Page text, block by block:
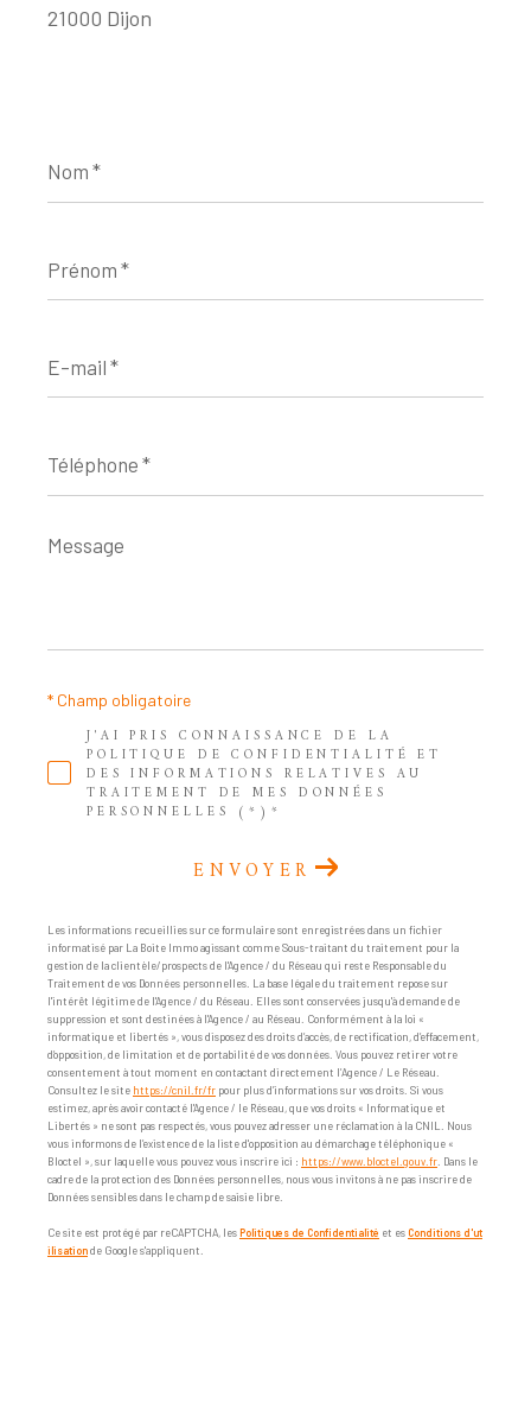
21000 Dijon
*
*
mail
*
*
Message
*
J'AI PRIS CONNAISSANCE DE LA
POLITIQUE DE CONFIDENTIALITÉ ET
DES INFORMATIONS RELATIVES AU
TRAITEMENT DE MES DONNÉES
PERSONNELLES (*)*
* Champ obligatoire
ENVOYER
Les informations recueillies sur ce formulaire sont enregistrées dans un fichier
informatisé par La Boite Immo agissant comme Sous-traitant du traitement pour la
gestion de la clientèle/prospects de l'Agence / du Réseau qui reste Responsable du
Traitement de vos Données personnelles. La base légale du traitement repose sur
l'intérêt légitime de l'Agence / du Réseau. Elles sont conservées jusqu'à demande de
suppression et sont destinées à l'Agence / au Réseau. Conformément à la loi «
informatique et libertés », vous disposez des droits d’accès, de rectification, d’effacement,
d’opposition, de limitation et de portabilité de vos données. Vous pouvez retirer votre
consentement à tout moment en contactant directement l’Agence / Le Réseau.
Consultez le site https://cnil.fr/fr pour plus d’informations sur vos droits. Si vous
estimez, après avoir contacté l'Agence / le Réseau, que vos droits « Informatique et
Libertés » ne sont pas respectés, vous pouvez adresser une réclamation à la CNIL. Nous
vous informons de l’existence de la liste d'opposition au démarchage téléphonique «
Bloctel », sur laquelle vous pouvez vous inscrire ici : https://www.bloctel.gouv.fr . Dans le
cadre de la protection des Données personnelles, nous vous invitons à ne pas inscrire de
Données sensibles dans le champ de saisie libre.
Ce site est protégé par reCAPTCHA, lesPolitiques de Confidentialité et esConditions d'ut
ilisationde Google s'appliquent.